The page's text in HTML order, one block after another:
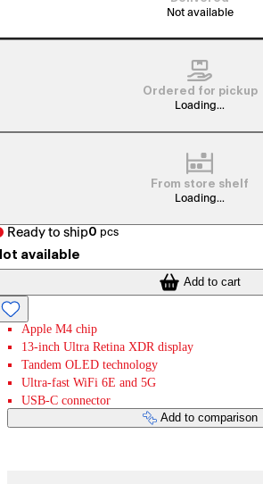
Not available
Ordered for pickup
Loading...
From store shelf
Loading...
Ready to ship0 pcs
available
Add to cart
Apple M4 chip
13-inch Ultra Retina XDR display
Tandem OLED technology
Ultra-fast WiFi 6E and 5G
USB-C connector
Add to comparison